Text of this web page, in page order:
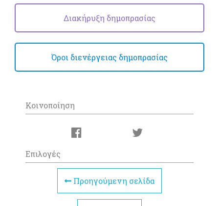
Διακήρυξη δημοπρασίας
Όροι διενέργειας δημοπρασίας
Κοινοποίηση
Επιλογές
Προηγούμενη σελίδα